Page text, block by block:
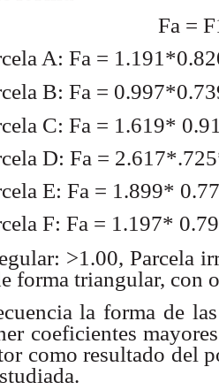
Fa =
A: Fa =
B: Fa =
C: Fa = 1.619*
D: Fa =
E: Fa = 1.899*
F: Fa = 1.197*
>1.00, Parcela
forma triangular, con
la forma de
coeficientes
como resultado del